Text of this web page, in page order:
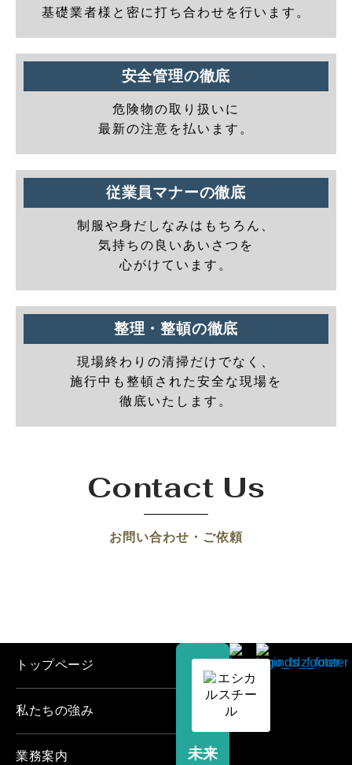
基礎業者様と密に打ち合わせを行います。
安全管理の徹底
危険物の取り扱いに
最新の注意を払います。
従業員マナーの徹底
制服や身だしなみはもちろん、
気持ちの良いあいさつを
心がけています。
整理・整頓の徹底
現場終わりの清掃だけでなく、
施行中も整頓された安全な現場を
徹底いたします。
Contact Us
お問い合わせ・ご依頼
未来
トップページ
私たちの強み
業務案内